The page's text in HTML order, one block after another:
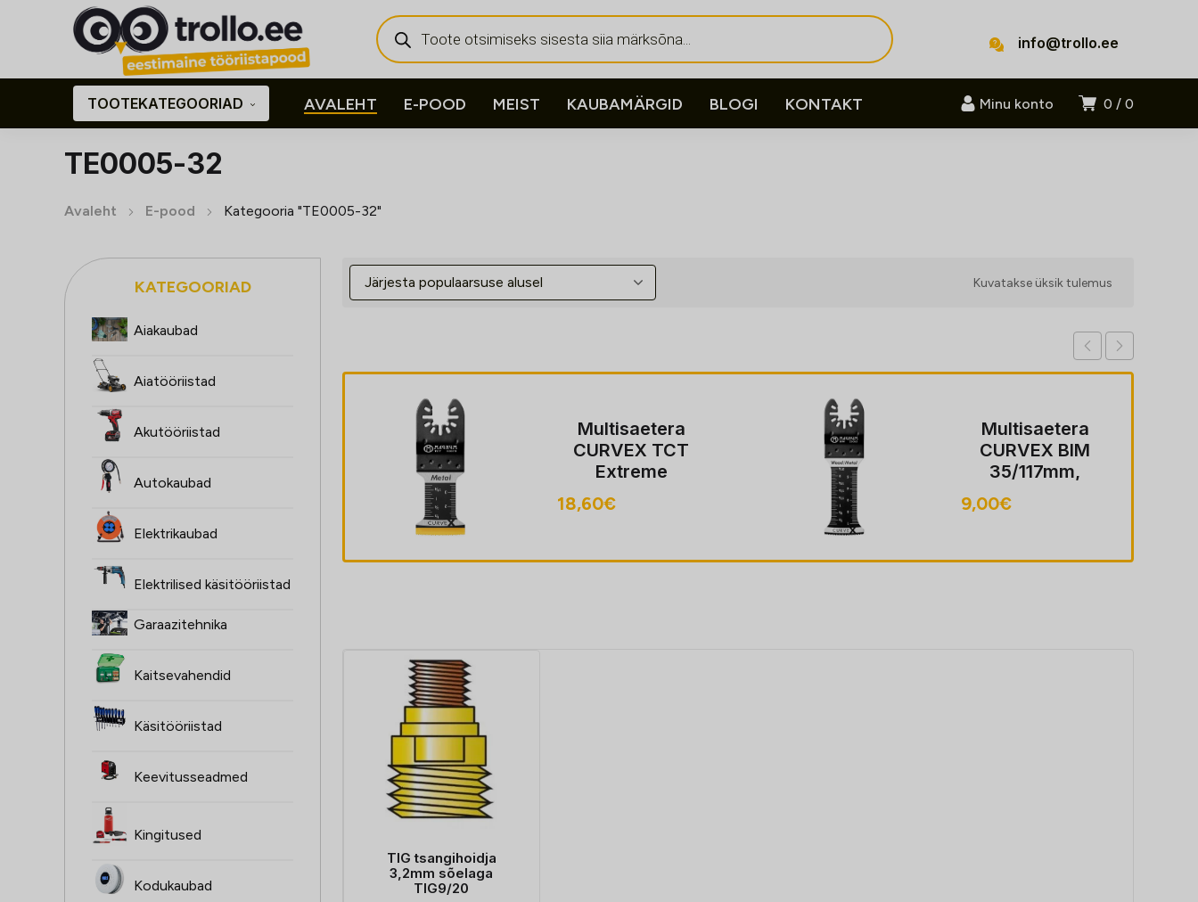
Products
search
info@trollo.ee
0 0
Minu konto
TOOTEKATEGOORIAD AVALEHT E-POOD MEIST KAUBAMÄRGID BLOGI KONTAKT
TE0005-32
Avaleht E-pood Kategooria "TE0005-32"
KATEGOORIAD
Aiakaubad
Aiatööriistad
Akutööriistad
Autokaubad
Elektrikaubad
Elektrilised käsitööriistad
Garaazitehnika
Kaitsevahendid
Käsitööriistad
Keevitusseadmed
Kingitused
Kodukaubad
Kuvatakse üksik tulemus
Kaitseklaas
R-15PRO
Multisaetera
CURVEX TCT
Extreme
35/96mm metall
18,60€
Multisaetera
CURVEX BIM
35/117mm,
puit/metall
9,00€
TIG tsangihoidja
3,2mm sõelaga
TIG9/20